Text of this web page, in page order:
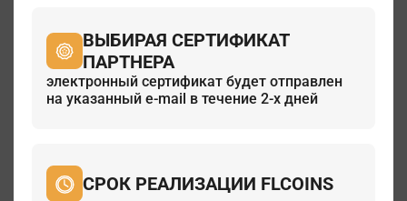
ВЫБИРАЯ СЕРТИФИКАТ
ПАРТНЕРА
электронный сертификат будет отправлен
на указанный e-mail в течение 2-х дней
СРОК РЕАЛИЗАЦИИ FLCOINS